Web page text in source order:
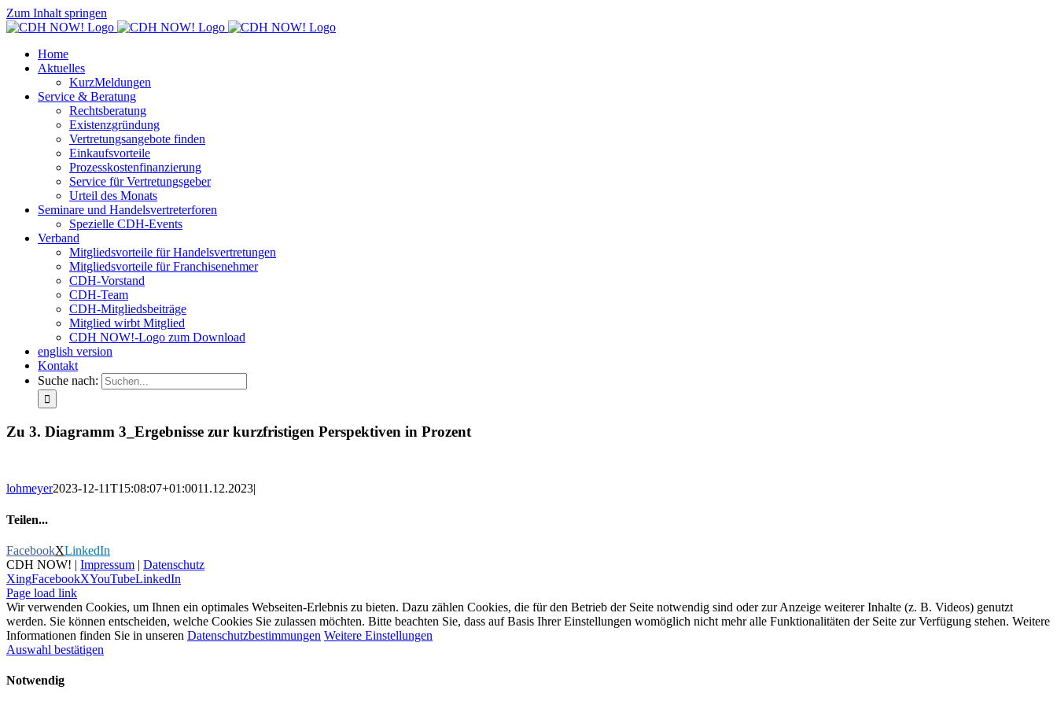
Zum Inhalt springen
Home
Aktuelles
KurzMeldungen
Service & Beratung
Rechtsberatung
Existenzgründung
Vertretungsangebote finden
Einkaufsvorteile
Prozesskostenfinanzierung
Service für Vertretungsgeber
Urteil des Monats
Seminare und Handelsvertreterforen
Spezielle CDH-Events
Verband
Mitgliedsvorteile für Handelsvertretungen
Mitgliedsvorteile für Franchisenehmer
CDH-Vorstand
CDH-Team
CDH-Mitgliedsbeiträge
Mitglied wirbt Mitglied
CDH NOW!-Logo zum Download
english version
Kontakt
Suche nach:
Zu 3. Diagramm 3_Ergebnisse zur kurzfristigen Perspektiven in Prozent
lohmeyer2023-12-11T15:08:07+01:0011.12.2023|
Teilen...
FacebookXLinkedIn
CDH NOW! | Impressum | Datenschutz
XingFacebookXYouTubeLinkedIn
Page load link
Wir verwenden Cookies, um Ihnen ein optimales Webseiten-Erlebnis zu bieten. Dazu zählen Cookies, die für den Betrieb der Seite notwendig sind oder zur Anzeige weiterer Inhalte (z. B. Videos) genutzt
werden. Sie können entscheiden, welche Cookies Sie zulassen möchten. Bitte beachten Sie, dass auf Basis Ihrer Einstellungen womöglich nicht mehr alle Funktionalitäten der Seite zur Verfügung stehen. Weitere
Informationen finden Sie in unseren Datenschutzbestimmungen Weitere Einstellungen
Auswahl bestätigen
Notwendig